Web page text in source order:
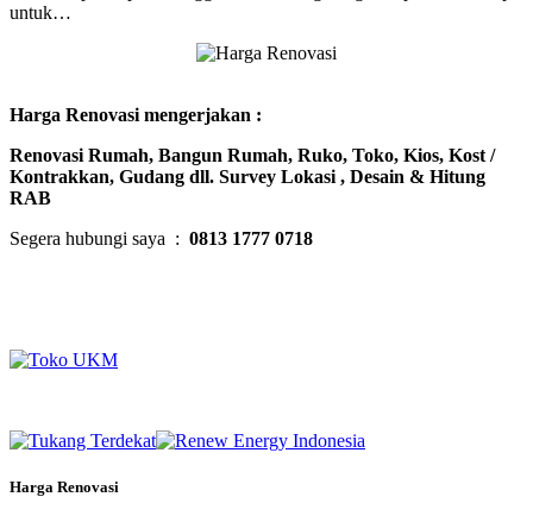
untuk…
Harga Renovasi mengerjakan :
Renovasi Rumah, Bangun Rumah, Ruko, Toko, Kios, Kost /
Kontrakkan, Gudang dll. Survey Lokasi , Desain & Hitung
RAB
Segera hubungi saya : 0813 1777 0718
Harga Renovasi